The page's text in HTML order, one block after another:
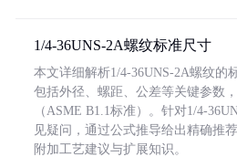
1/4-36UNS-2A螺纹标准尺寸
本文详细解析1/4-36UNS-2A螺纹的
包括外径、螺距、公差等关键参数
（ASME B1.1标准）。针对1/4-
见疑问，通过公式推导给出精确推
附加工艺建议与扩展知识。